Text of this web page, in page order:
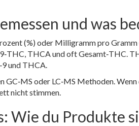
und was
(%) oder Milligramm pro
THCA und oft Gesamt‑THC.
und THCA.
GC‑MS oder LC‑MS Methoden.
nicht stimmen.
Wie du Produkte